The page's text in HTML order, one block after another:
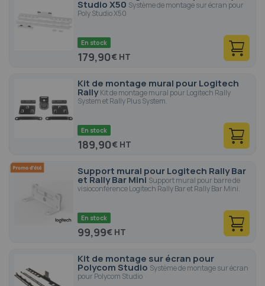
Studio X50 Système de montage sur écran pour
Poly Studio X50
En stock
179,90€
Kit de montage mural pour Logitech
RallyKit de montage mural pour Logitech Rally
System et Rally Plus System.
En stock
189,90€
Support mural pour Logitech Rally Bar
et Rally Bar Mini Support mural pour barre de
visioconférence Logitech Rally Bar et Rally Bar Mini.
En stock
99,99€
Kit de montage sur écran pour
Polycom Studio Système de montage sur écran
pour Polycom Studio